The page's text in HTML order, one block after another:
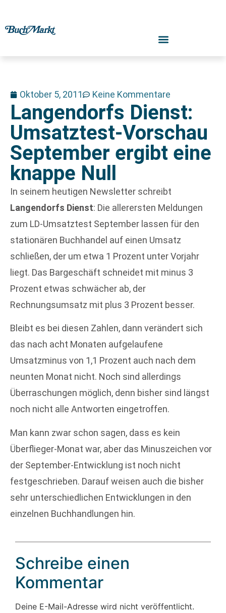
Oktober 5, 2011 Keine Kommentare
Langendorfs Dienst:
Umsatztest-Vorschau
September ergibt eine
knappe Null
In seinem heutigen Newsletter schreibt
Langendorfs Dienst: Die allerersten Meldungen
zum LD-Umsatztest September lassen für den
stationären Buchhandel auf einen Umsatz
schließen, der um etwa 1 Prozent unter Vorjahr
liegt. Das Bargeschäft schneidet mit minus 3
Prozent etwas schwächer ab, der
Rechnungsumsatz mit plus 3 Prozent besser.
Bleibt es bei diesen Zahlen, dann verändert sich
das nach acht Monaten aufgelaufene
Umsatzminus von 1,1 Prozent auch nach dem
neunten Monat nicht. Noch sind allerdings
Überraschungen möglich, denn bisher sind längst
noch nicht alle Antworten eingetroffen.
Man kann zwar schon sagen, dass es kein
Überflieger-Monat war, aber das Minuszeichen vor
der September-Entwicklung ist noch nicht
festgeschrieben. Darauf weisen auch die bisher
sehr unterschiedlichen Entwicklungen in den
einzelnen Buchhandlungen hin.
Schreibe einen
Kommentar
Deine E-Mail-Adresse wird nicht veröffentlicht.